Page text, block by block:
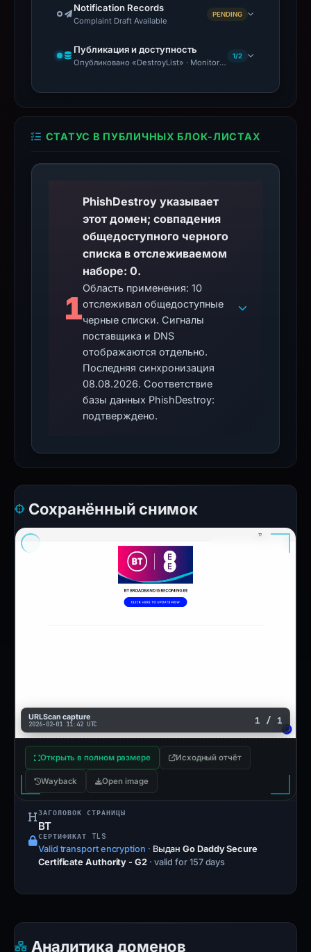
Notification Records
Complaint Draft Available
PENDING
Публикация и доступность
Опубликовано «DestroyList» · Monitoring Continues
1/2
СТАТУС В ПУБЛИЧНЫХ БЛОК-ЛИСТАХ
1
PhishDestroy указывает
этот домен; совпадения
общедоступного черного
списка в отслеживаемом
наборе: 0.
Область применения: 10
отслеживал общедоступные
черные списки. Сигналы
поставщика и DNS
отображаются отдельно.
Последняя синхронизация
08.08.2026. Соответствие
базы данных PhishDestroy:
подтверждено.
Сохранённый снимок
URLScan capture
2026-02-01 11:42 UTC 1 / 1
Открыть в полном размере Исходный отчёт
Wayback Open image
ЗАГОЛОВОК СТРАНИЦЫ
BT
СЕРТИФИКАТ TLS
Valid transport encryption · ВыданGo Daddy Secure
Certificate Authority - G2 · valid for 157 days
Аналитика доменов